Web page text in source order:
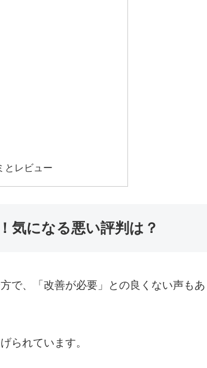
とレビュー
気になる悪い評判は？
で、「改善が必要」との良くない声もあ
られています。